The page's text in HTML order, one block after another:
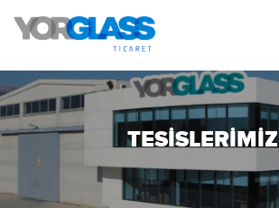
TESİSLERİMİZ